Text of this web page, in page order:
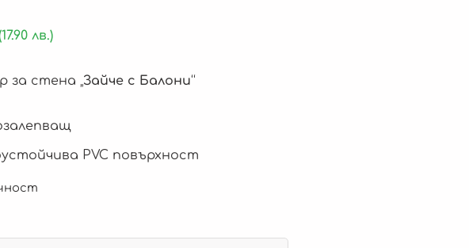
лв.)
за стена „Зайче с Балони“
PVC повърхност